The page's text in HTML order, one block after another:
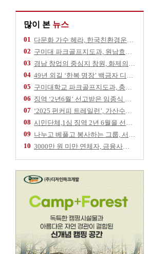
많이 본 뉴스
01
다문화 가수 헤라, 한국친환경운동협회 건승 기
02
구미대 파크골프지도과, 원남효마실노인주간보호센
03
경남 창업의 중심지 창원, 화제의 스타트업을
04
49년 외길 ‘한복 명장’ 백금자 디자이너,
05
구미대학교 파크골프지도과, 충북 영동군 추풍령
06
징역 ‘2년6월’ 선고받은 임종식 후보, 11
07
‘2025 펀커피 트레일런’, 가산수피아 물들
08
시민단체,1심 징역 2년 6월을 선고 받은 임
09
나누고 베풀고 봉사하는 그룹, 서울역 '따스한
10
3000만 원 미만 연체자, 금융사에 채무조정